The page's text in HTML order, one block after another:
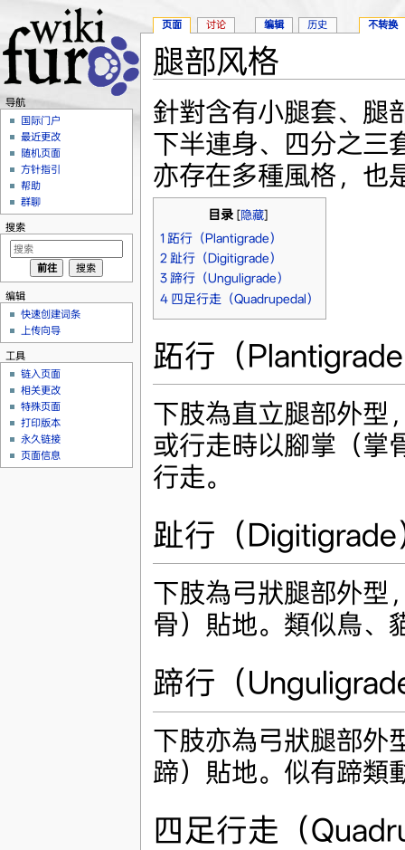
腿部风格
針對含有小腿套、腿
下半連身、四分之三
亦存在多種風格，也
目录[隐藏]
1 跖行（Plantigrade）
2 趾行（Digitigrade）
3 蹄行（Unguligrade）
4 四足行走（Quadrupedal）
跖行（
下肢為直立腿部外型
或行走時以腳掌（掌
行走。
趾行（Digitigrade
下肢為弓狀腿部外型
骨）貼地。類似鳥、
蹄行（
下肢亦為弓狀腿部外
蹄）貼地。似有蹄類
四足行走（
页面 讨论 编辑 历史 不转换
导航
国际门户
最近更改
随机页面
方针指引
帮助
群聊
搜索
编辑
快速创建词条
上传向导
工具
链入页面
相关更改
特殊页面
打印版本
永久链接
页面信息